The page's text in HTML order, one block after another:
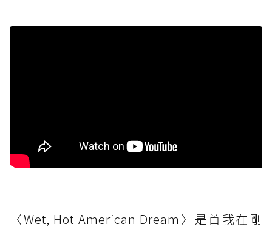
〈Wet, Hot American Dream〉是首我在剛